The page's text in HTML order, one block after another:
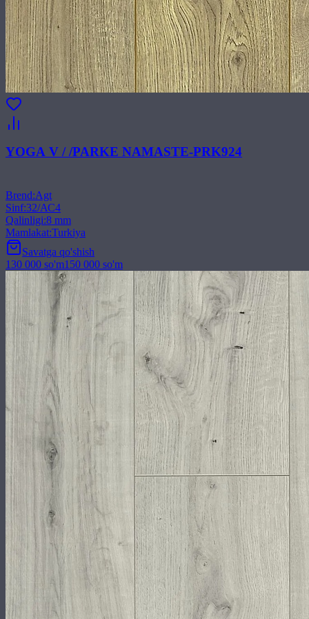
YOGA V / /PARKE NAMASTE-PRK924
Brend:Agt
Sinf:32/АС4
Qalinligi:8 mm
Mamlakat:Turkiya
Savatga qo'shish
130 000 so'm150 000 so'm